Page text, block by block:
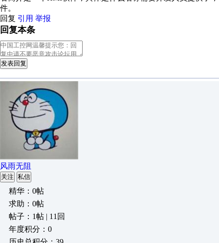
件。
回复 引用 举报
回复本条
发表回复
风雨无阻
关注 私信
精华：0帖
求助：0帖
帖子：1帖 | 11回
年度积分：0